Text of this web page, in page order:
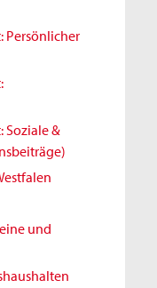
Persönlicher
Soziale &
und